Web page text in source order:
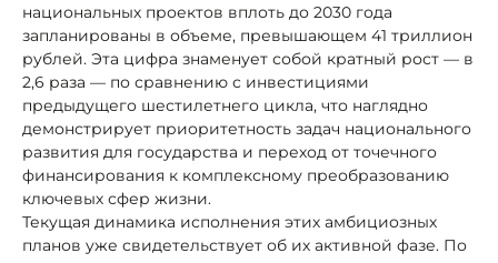
национальных проектов вплоть до 2030 года
запланированы в объеме, превышающем 41 триллион
рублей. Эта цифра знаменует собой кратный рост — в
2,6 раза — по сравнению с инвестициями
предыдущего шестилетнего цикла, что наглядно
демонстрирует приоритетность задач национального
развития для государства и переход от точечного
финансирования к комплексному преобразованию
ключевых сфер жизни.
Текущая динамика исполнения этих амбициозных
планов уже свидетельствует об их активной фазе. По